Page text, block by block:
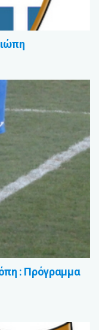
: Πρόγραμμα